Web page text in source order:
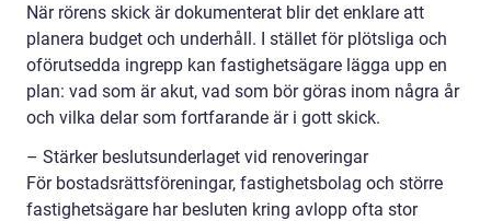
När rörens skick är dokumenterat blir det enklare att
planera budget och underhåll. I stället för plötsliga och
oförutsedda ingrepp kan fastighetsägare lägga upp en
plan: vad som är akut, vad som bör göras inom några år
och vilka delar som fortfarande är i gott skick.
– Stärker beslutsunderlaget vid renoveringar
För bostadsrättsföreningar, fastighetsbolag och större
fastighetsägare har besluten kring avlopp ofta stor